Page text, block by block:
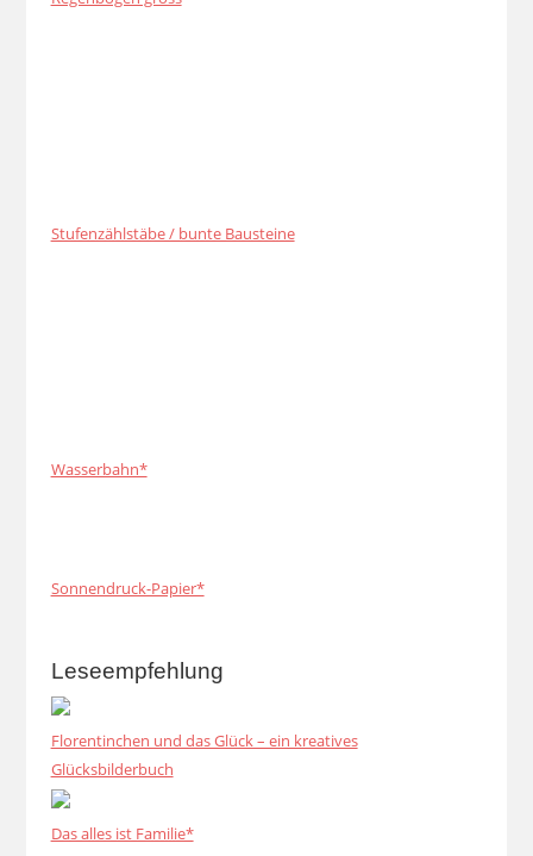
Stufenzählstäbe / bunte Bausteine
Wasserbahn*
Sonnendruck-Papier*
Leseempfehlung
Florentinchen und das Glück – ein kreatives
Glücksbilderbuch
Das alles ist Familie*